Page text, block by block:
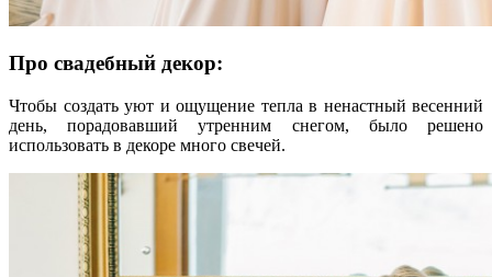
Про свадебный декор:
Чтобы создать уют и ощущение тепла в ненастный весенний
день, порадовавший утренним снегом, было решено
использовать в декоре много свечей.